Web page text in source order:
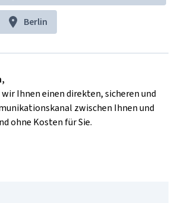
Berlin
Ihnen einen direkten, sicheren und
zwischen Ihnen und
ohne Kosten für Sie.